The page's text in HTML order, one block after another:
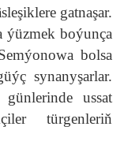
gatnaşar.
ýüzmek boýunça
bolsa
synanyşarlar.
ussat
türgenleriň